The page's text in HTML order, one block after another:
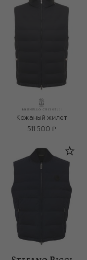
Кожаный жилет
511 500 ₽